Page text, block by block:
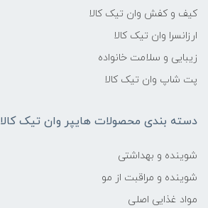
کیف و کفش وان تیک کالا
ارزانسرا وان تیک کالا
زیبایی و سلامت خانواده
پت شاپ وان تیک کالا
دسته بندی محصولات هایپر وان تیک کالا
شوینده و بهداشتی
شوینده و مراقبت از مو
مواد غذایی اصلی